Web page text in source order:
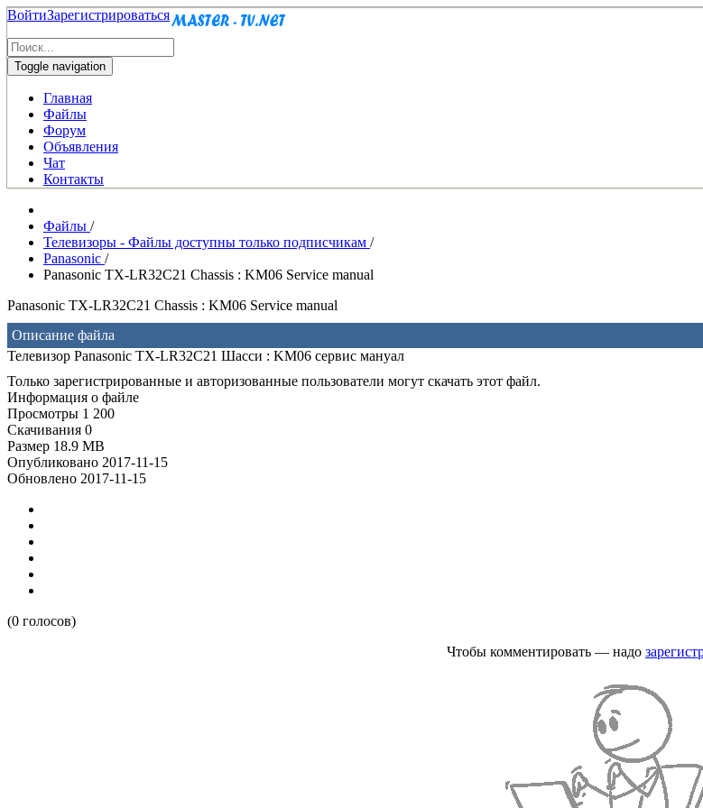
ВойтиЗарегистрироваться
Toggle navigation
Главная
Файлы
Форум
Объявления
Чат
Контакты
Файлы /
Телевизоры - Файлы доступны только подписчикам /
Panasonic /
Panasonic TX-LR32C21 Chassis : KM06 Service manual
Panasonic TX-LR32C21 Chassis : KM06 Service manual
Описание файла
Телевизор Panasonic TX-LR32C21 Шасси : KM06 сервис мануал
Только зарегистрированные и авторизованные пользователи могут скачать этот файл.
Информация о файле
Просмотры 1 200
Скачивания 0
Размер 18.9 MB
Опубликовано 2017-11-15
Обновлено 2017-11-15
(0 голосов)
Чтобы комментировать — надо